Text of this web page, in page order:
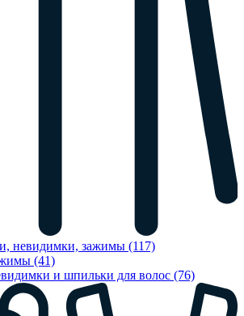
невидимки, зажимы (117)
(41)
и шпильки для волос (76)